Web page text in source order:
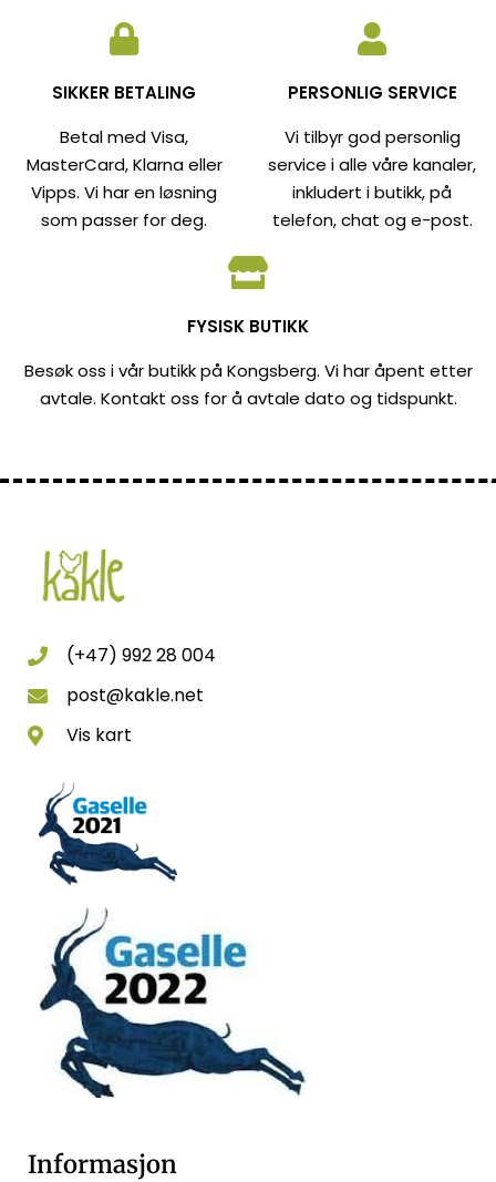
SIKKER BETALING
Betal med Visa,
MasterCard, Klarna eller
Vipps. Vi har en løsning
som passer for deg.
PERSONLIG SERVICE
Vi tilbyr god personlig
service i alle våre kanaler,
inkludert i butikk, på
telefon, chat og e-post.
FYSISK BUTIKK
Besøk oss i vår butikk på Kongsberg. Vi har åpent etter
avtale. Kontakt oss for å avtale dato og tidspunkt.
(+47) 992 28 004
post@kakle.net
Vis kart
Informasjon